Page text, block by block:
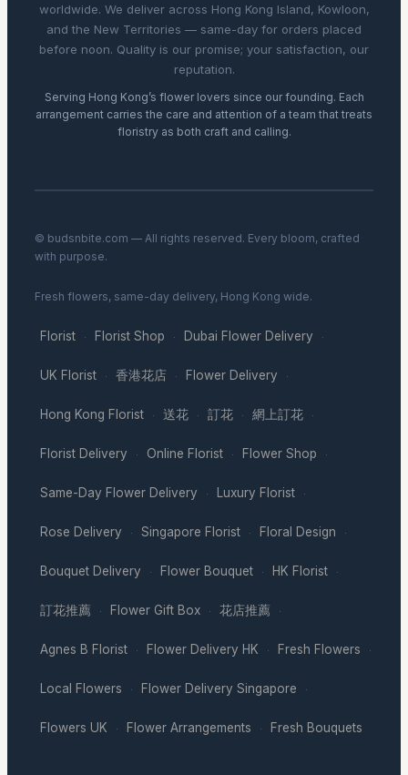
worldwide. We deliver across Hong Kong Island, Kowloon,
and the New Territories — same-day for orders placed
before noon. Quality is our promise; your satisfaction, our
reputation.
Serving Hong Kong’s flower lovers since our founding. Each
arrangement carries the care and attention of a team that treats
floristry as both craft and calling.
© budsnbite.com — All rights reserved. Every bloom, crafted
with purpose.
Fresh flowers, same-day delivery, Hong Kong wide.
Florist · Florist Shop · Dubai Flower Delivery ·
UK Florist · 香港花店 · Flower Delivery ·
Hong Kong Florist · 送花 · 訂花 · 網上訂花 ·
Florist Delivery · Online Florist · Flower Shop ·
Same-Day Flower Delivery · Luxury Florist ·
Rose Delivery · Singapore Florist · Floral Design ·
Bouquet Delivery · Flower Bouquet · HK Florist ·
訂花推薦 · Flower Gift Box · 花店推薦 ·
Agnes B Florist · Flower Delivery HK · Fresh Flowers ·
Local Flowers · Flower Delivery Singapore ·
Flowers UK · Flower Arrangements · Fresh Bouquets